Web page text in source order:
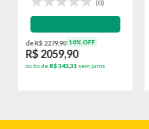
(0)
de R$ 2279,90 10% OFF
R$ 2059,90
ou 6x deR$ 343,31sem juros